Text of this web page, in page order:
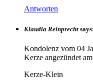
Antworten
Klaudia Reinprecht says:
Kondolenz vom 04
Kerze angezündet am
Kerze-Klein